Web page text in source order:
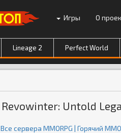
Игры О
Lineage 2 Perfect World
Revowinter: Untold
Все сервера MMORPG | Горячий